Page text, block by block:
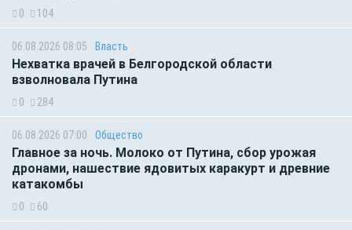
0 104
06.08.2026 08:05 Власть
Нехватка врачей в Белгородской области
взволновала Путина
0 284
06.08.2026 07:00 Общество
Главное за ночь. Молоко от Путина, сбор урожая
дронами, нашествие ядовитых каракурт и древние
катакомбы
0 60